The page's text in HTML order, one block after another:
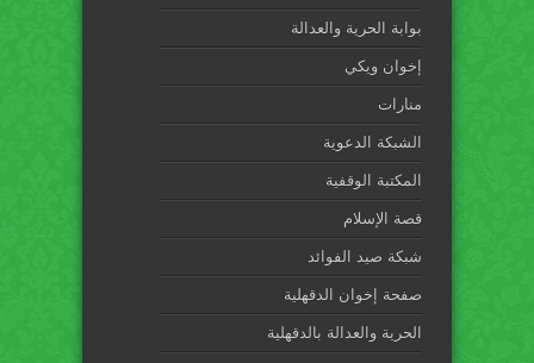
بوابة الحرية والعدالة
إخوان ويكي
منارات
الشبكة الدعوية
المكتبة الوقفية
قصة الإسلام
شبكة صيد الفوائد
صفحة إخوان الدقهلية
الحرية والعدالة بالدقهلية